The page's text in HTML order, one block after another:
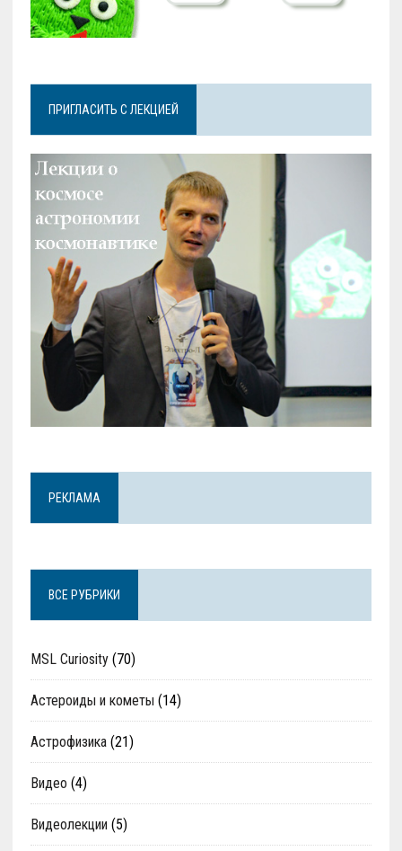
ПРИГЛАСИТЬ С ЛЕКЦИЕЙ
РЕКЛАМА
ВСЕ РУБРИКИ
MSL Curiosity(70)
Астероиды и кометы (14)
Астрофизика(21)
Видео (4)
Видеолекции (5)